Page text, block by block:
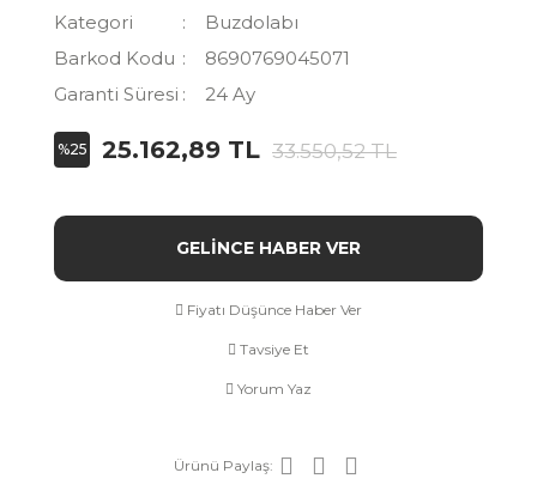
Kategori
Buzdolabı
Barkod Kodu
8690769045071
Garanti Süresi
24 Ay
%25 25.162,89 TL 33.550,52 TL
GELİNCE HABER VER
Fiyatı Düşünce Haber Ver
Tavsiye Et
Yorum Yaz
Ürünü Paylaş: